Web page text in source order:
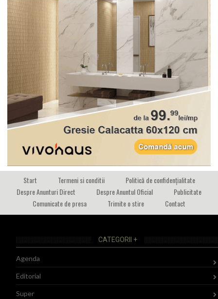
Start Termeni si conditii
Politică de confidențialitate
Despre Anunturi Direct
Despre Anuntul Oficial
Publicitate
Comunicate de presa
Trimite o stire Contact
CATEGORII +
Agenda
Editorial
Super